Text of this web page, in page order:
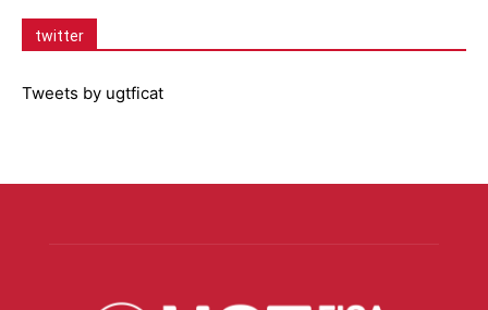
twitter
Tweets by ugtficat